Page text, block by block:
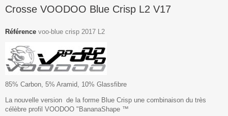
Crosse VOODOO Blue Crisp L2 V17
Référence voo-blue crisp 2017 L2
85% Carbon, 5% Aramid, 10% Glassfibre
La nouvelle version de la forme Blue Crisp une combinaison du très
célèbre profil VOODOO "BananaShape ™